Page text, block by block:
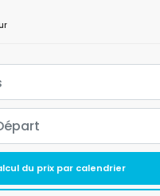
du prix par calendrier